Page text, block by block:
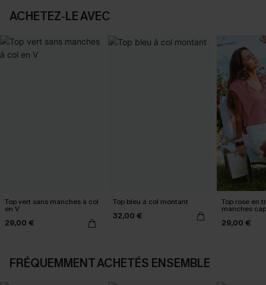
ACHETEZ‑LE AVEC
Top vert sans manches à col
en V
29,00 €
Top bleu à col montant
32,00 €
Top rose en
manches cap
29,00 €
FRÉQUEMMENT ACHETÉS ENSEMBLE